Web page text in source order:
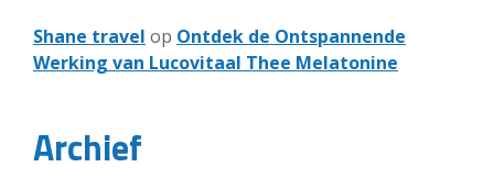
Shane travel op Ontdek de Ontspannende
Werking van Lucovitaal Thee Melatonine
Archief